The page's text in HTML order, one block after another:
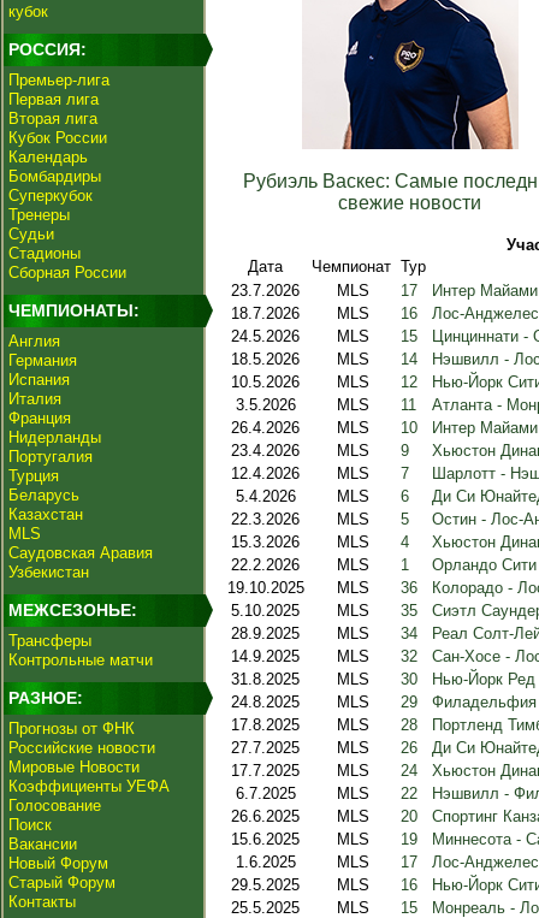
кубок
РОССИЯ:
Премьер-лига
Первая лига
Вторая лига
Кубок России
Календарь
Бомбардиры
Суперкубок
Тренеры
Судьи
Стадионы
Сборная России
ЧЕМПИОНАТЫ:
Англия
Германия
Испания
Италия
Франция
Нидерланды
Португалия
Турция
Беларусь
Казахстан
MLS
Саудовская Аравия
Узбекистан
МЕЖСЕЗОНЬЕ:
Трансферы
Контрольные матчи
РАЗНОЕ:
Прогнозы от ФНК
Российские новости
Мировые Новости
Коэффициенты УЕФА
Голосование
Поиск
Вакансии
Новый Форум
Старый Форум
Контакты
Рубиэль Васкес: Самые
свежие новости
Дата
Чемпионат Тур
23.7.2026
MLS 17
Интер
18.7.2026
MLS 16
Лос-
24.5.2026
MLS 15
Цинциннати -
18.5.2026
MLS 14
Нэшвилл -
10.5.2026
MLS 12
Нью-Йорк
3.5.2026
MLS 11
Атланта -
26.4.2026
MLS 10
Интер
23.4.2026
MLS 9
Хьюстон
12.4.2026
MLS 7
Шарлотт -
5.4.2026
MLS 6
Ди Си
22.3.2026
MLS 5
Остин - Лос-
15.3.2026
MLS 4
Хьюстон
22.2.2026
MLS 1
Орландо
19.10.2025
MLS 36
Колорадо -
5.10.2025
MLS 35
Сиэтл
28.9.2025
MLS 34
Реал Солт-
14.9.2025
MLS 32
Сан-Хосе -
31.8.2025
MLS 30
Нью-Йорк
24.8.2025
MLS 29
Филадельфия
17.8.2025
MLS 28
Портленд
27.7.2025
MLS 26
Ди Си
17.7.2025
MLS 24
Хьюстон
6.7.2025
MLS 22
Нэшвилл -
26.6.2025
MLS 20
Спортинг
15.6.2025
MLS 19
Миннесота -
1.6.2025
MLS 17
Лос-
29.5.2025
MLS 16
Нью-Йорк
25.5.2025
MLS 15
Монреаль -